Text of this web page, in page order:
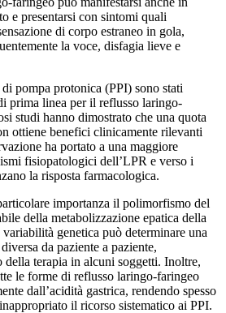
e presentarsi con sintomi quali
di corpo estraneo in gola,
la voce, disfagia lieve e
pompa protonica (PPI) sono stati
prima linea per il reflusso laringo-
studi hanno dimostrato che una quota
ottiene benefici clinicamente rilevanti
ha portato a una maggiore
fisiopatologici dell’LPR e verso i
la risposta farmacologica.
importanza il polimorfismo del
della metabolizzazione epatica della
genetica può determinare una
da paziente a paziente,
terapia in alcuni soggetti. Inoltre,
le forme di reflusso laringo-faringeo
dall’acidità gastrica, rendendo spesso
il ricorso sistematico ai PPI.